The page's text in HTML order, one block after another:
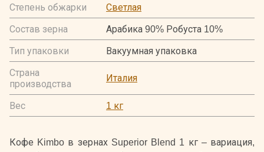
Степень обжарки
Светлая
Состав зерна
Арабика 90% Робуста 10%
Тип упаковки
Вакуумная упаковка
Страна
производства
Италия
Вес 1 кг
Кофе Kimbo в зернах Superior Blend 1 кг – вариация,